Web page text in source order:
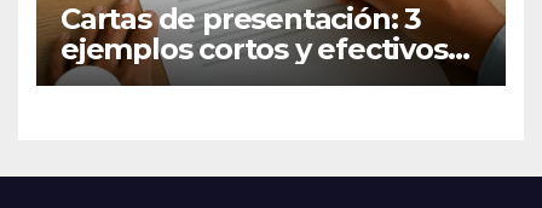
Cartas de presentación: 3
ejemplos cortos y efectivos
para postular a un empleo